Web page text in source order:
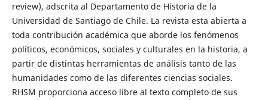
review), adscrita al Departamento de Historia de la
Universidad de Santiago de Chile. La revista esta abierta a
toda contribución académica que aborde los fenómenos
políticos, económicos, sociales y culturales en la historia, a
partir de distintas herramientas de análisis tanto de las
humanidades como de las diferentes ciencias sociales.
RHSM proporciona acceso libre al texto completo de sus